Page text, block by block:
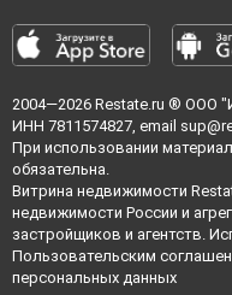
2004—2026 Restate.ru ® ООО
ИНН 7811574827, email
При использовании
обязательна.
Витрина недвижимости
недвижимости России и
застройщиков и агентств.
Пользовательским
персональных данных